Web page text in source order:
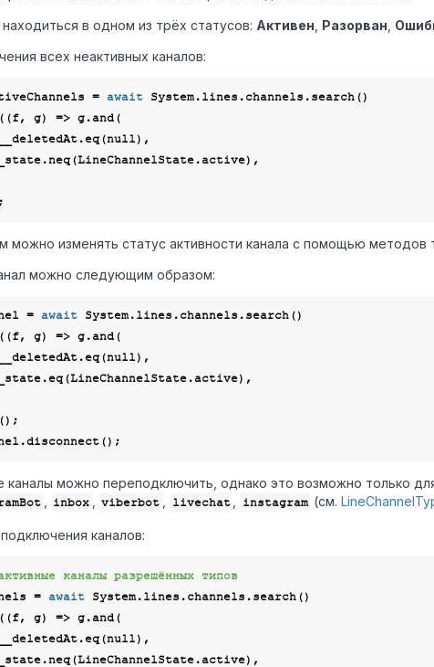
в одном из трёх статусов: Активен Разорван
всех неактивных каналов:
= await System.lines.channels.search()
(f, g) => g.and(
f.__deletedAt.eq(
null),
можно изменять статус активности канала с помощью методов
можно следующим образом:
= await System.lines.channels.search()
(f, g) => g.and(
f.__deletedAt.eq(
null),
каналы можно переподключить, однако это возможно только
inbox viberbot livechat instagram (см.
каналов:
каналы разрешённых типов
= await System.lines.channels.search()
(f, g) => g.and(
f.__deletedAt.eq(
null),